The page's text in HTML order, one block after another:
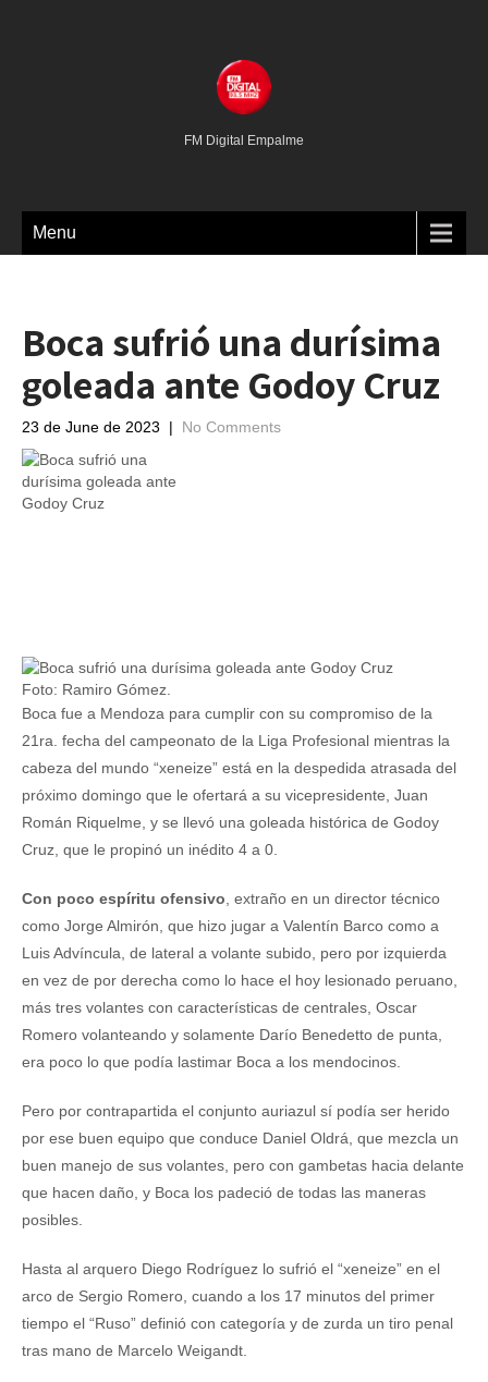
FM Digital Empalme
Menu
Boca sufrió una durísima
goleada ante Godoy Cruz
23 de June de 2023 | No Comments
Foto: Ramiro Gómez.
Boca fue a Mendoza para cumplir con su compromiso de la
21ra. fecha del campeonato de la Liga Profesional mientras la
cabeza del mundo “xeneize” está en la despedida atrasada del
próximo domingo que le ofertará a su vicepresidente, Juan
Román Riquelme, y se llevó una goleada histórica de Godoy
Cruz, que le propinó un inédito 4 a 0.
Con poco espíritu ofensivo, extraño en un director técnico
como Jorge Almirón, que hizo jugar a Valentín Barco como a
Luis Advíncula, de lateral a volante subido, pero por izquierda
en vez de por derecha como lo hace el hoy lesionado peruano,
más tres volantes con características de centrales, Oscar
Romero volanteando y solamente Darío Benedetto de punta,
era poco lo que podía lastimar Boca a los mendocinos.
Pero por contrapartida el conjunto auriazul sí podía ser herido
por ese buen equipo que conduce Daniel Oldrá, que mezcla un
buen manejo de sus volantes, pero con gambetas hacia delante
que hacen daño, y Boca los padeció de todas las maneras
posibles.
Hasta al arquero Diego Rodríguez lo sufrió el “xeneize” en el
arco de Sergio Romero, cuando a los 17 minutos del primer
tiempo el “Ruso” definió con categoría y de zurda un tiro penal
tras mano de Marcelo Weigandt.